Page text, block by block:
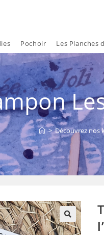
Pochoir Les Planches
> Découvrez nos